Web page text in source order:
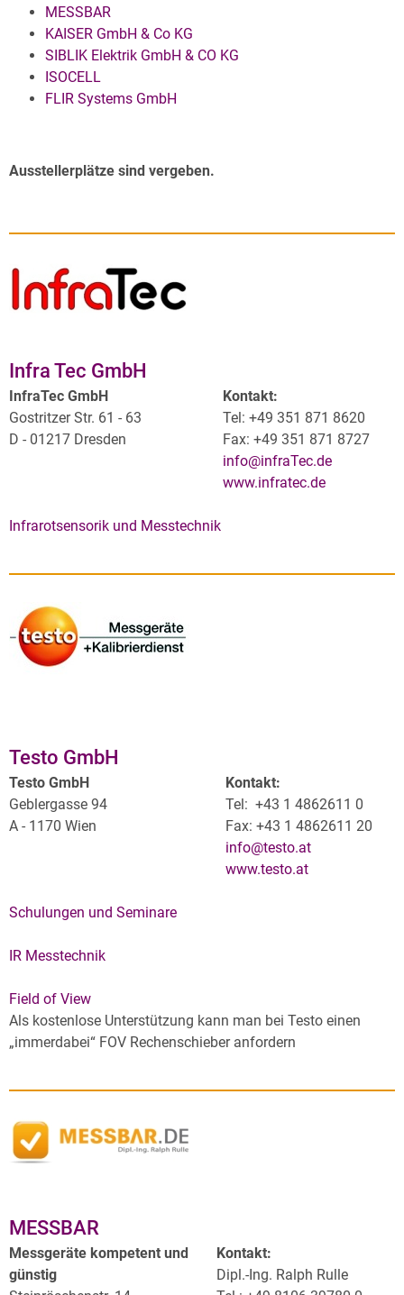
MESSBAR
KAISER GmbH & Co KG
SIBLIK Elektrik GmbH & CO KG
ISOCELL
FLIR Systems GmbH
Ausstellerplätze sind vergeben.
Infra Tec GmbH
InfraTec GmbH
Gostritzer Str. 61 - 63
D - 01217 Dresden
Kontakt:
Tel: +49 351 871 8620
Fax: +49 351 871 8727
info@infraTec.de
www.infratec.de
Infrarotsensorik und Messtechnik
Testo GmbH
Testo GmbH
Geblergasse 94
A - 1170 Wien
Kontakt:
Tel: +43 1 4862611 0
Fax: +43 1 4862611 20
info@testo.at
www.testo.at
Schulungen und Seminare
IR Messtechnik
Field of View
Als kostenlose Unterstützung kann man bei Testo einen
„immerdabei“ FOV Rechenschieber anfordern
MESSBAR
Messgeräte kompetent und
günstig
Kontakt:
Dipl.-Ing. Ralph Rulle